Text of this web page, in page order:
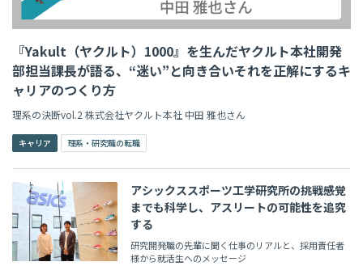
『Yakult（ヤクルト）1000』を生んだヤクルト本社開発
部担当課長が語る、“迷い”と向き合いそれを正解にするキ
ャリアのつくり方
理系の決断vol.2 株式会社ヤクルト本社 中田 雅也さん
キャリア 理系・研究職の転職
アシックススポーツ工学研究所の挑戦――感覚
までも科学し、アスリートの可能性を追究
する
研究開発職の先輩に聞く仕事のリアルと、採用責任者
様から就活生へのメッセージ